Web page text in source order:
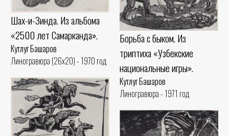
Шах-и-Зинда. Из альбома
«2500 лет Самарканда».
Кутлуг Башаров
Линогравюра (26x20) - 1970 год
Борьба с быком. Из
триптиха «Узбекские
национальные игры».
Кутлуг Башаров
Линогравюра - 1971 год